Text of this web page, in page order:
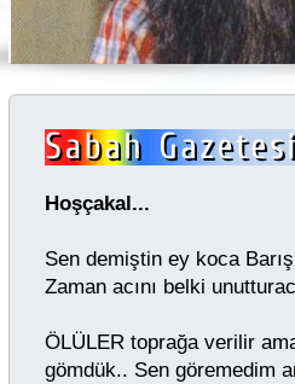
Hoşçakal...
Sen demiştin ey koca
Zaman acını belki
ÖLÜLER toprağa verilir
gömdük.. Sen göremedim